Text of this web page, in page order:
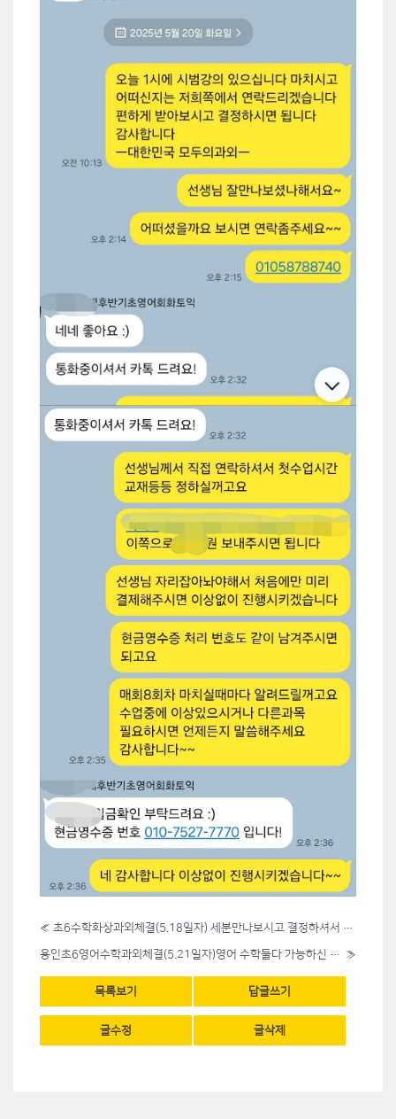
« 초6수학화상과외체결(5.18일자) 세분만나보시고 결정하셔서 검증이 확실하실겁니다~~
용인초6영어수학과외체결(5.21일자)영어 수학둘다 가능하신 차분한분으로 만나셨습니다~ »
목록보기 답글쓰기
글수정 글삭제